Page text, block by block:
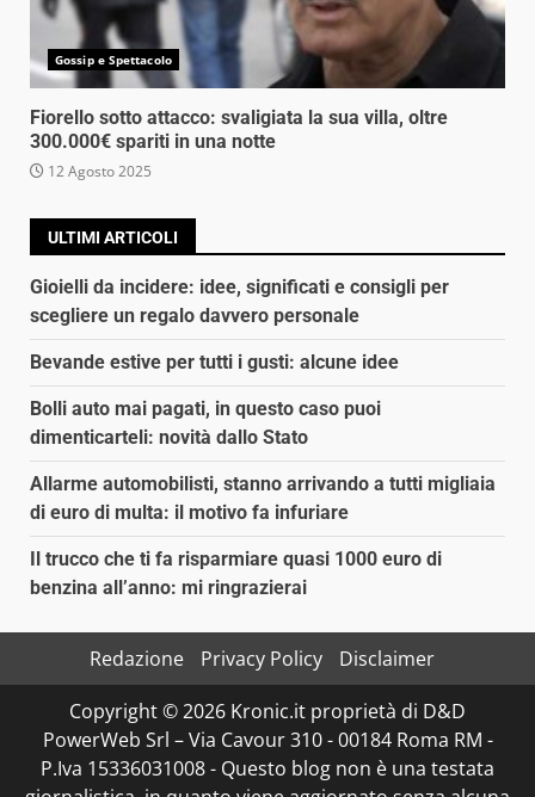
Gossip e Spettacolo
Fiorello sotto attacco: svaligiata la sua villa, oltre
300.000€ spariti in una notte
12 Agosto 2025
ULTIMI ARTICOLI
Gioielli da incidere: idee, significati e consigli per
scegliere un regalo davvero personale
Bevande estive per tutti i gusti: alcune idee
Bolli auto mai pagati, in questo caso puoi
dimenticarteli: novità dallo Stato
Allarme automobilisti, stanno arrivando a tutti migliaia
di euro di multa: il motivo fa infuriare
Il trucco che ti fa risparmiare quasi 1000 euro di
benzina all’anno: mi ringrazierai
Redazione Privacy Policy
Disclaimer
Copyright © 2026 Kronic.it proprietà di D&D
PowerWeb Srl – Via Cavour 310 - 00184 Roma RM -
P.Iva 15336031008 - Questo blog non è una testata